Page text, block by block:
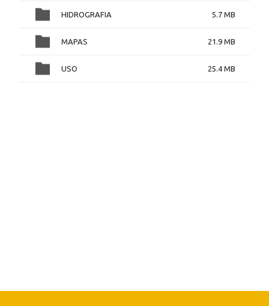
HIDROGRAFIA 5.7 MB
MAPAS 21.9 MB
USO 25.4 MB